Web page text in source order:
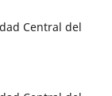
Central del